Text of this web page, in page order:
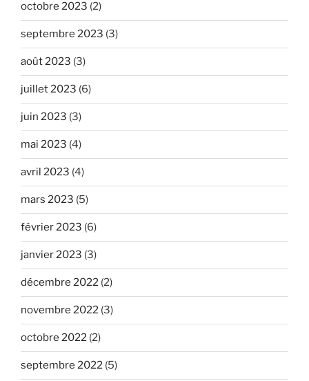
octobre 2023 (2)
septembre 2023 (3)
août 2023 (3)
juillet 2023 (6)
juin 2023 (3)
mai 2023 (4)
avril 2023 (4)
mars 2023 (5)
février 2023 (6)
janvier 2023 (3)
décembre 2022 (2)
novembre 2022 (3)
octobre 2022 (2)
septembre 2022 (5)